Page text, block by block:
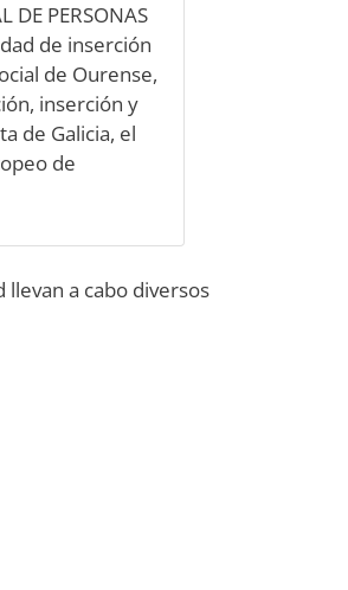
DE PERSONAS
de inserción
de Ourense,
inserción y
de Galicia, el
de
a cabo diversos